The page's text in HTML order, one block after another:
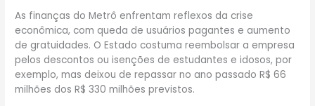
As finanças do Metrô enfrentam reflexos da crise
econômica, com queda de usuários pagantes e aumento
de gratuidades. O Estado costuma reembolsar a empresa
pelos descontos ou isenções de estudantes e idosos, por
exemplo, mas deixou de repassar no ano passado R$ 66
milhões dos R$ 330 milhões previstos.